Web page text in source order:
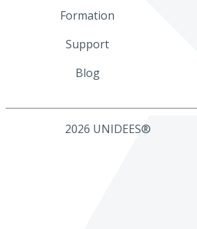
Formation
Support
Blog
2026 UNIDEES®